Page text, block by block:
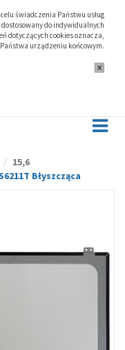
świadczenia Państwu usług
do indywidualnych
dotyczących cookies oznacza,
urządzeniu końcowym.
15,6
Błyszcząca